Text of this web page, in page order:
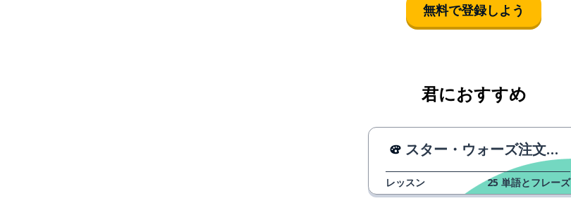
無料で登録しよう
君におすすめ
スター・ウォーズ注文のタイムライン
レッスン 25 単語とフレーズ